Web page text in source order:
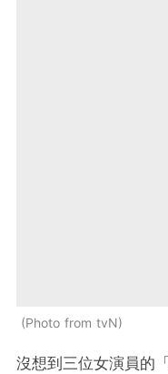
Photo from tvN
沒想到三位女演員的